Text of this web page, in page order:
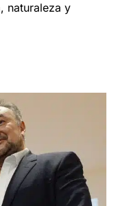
naturaleza y